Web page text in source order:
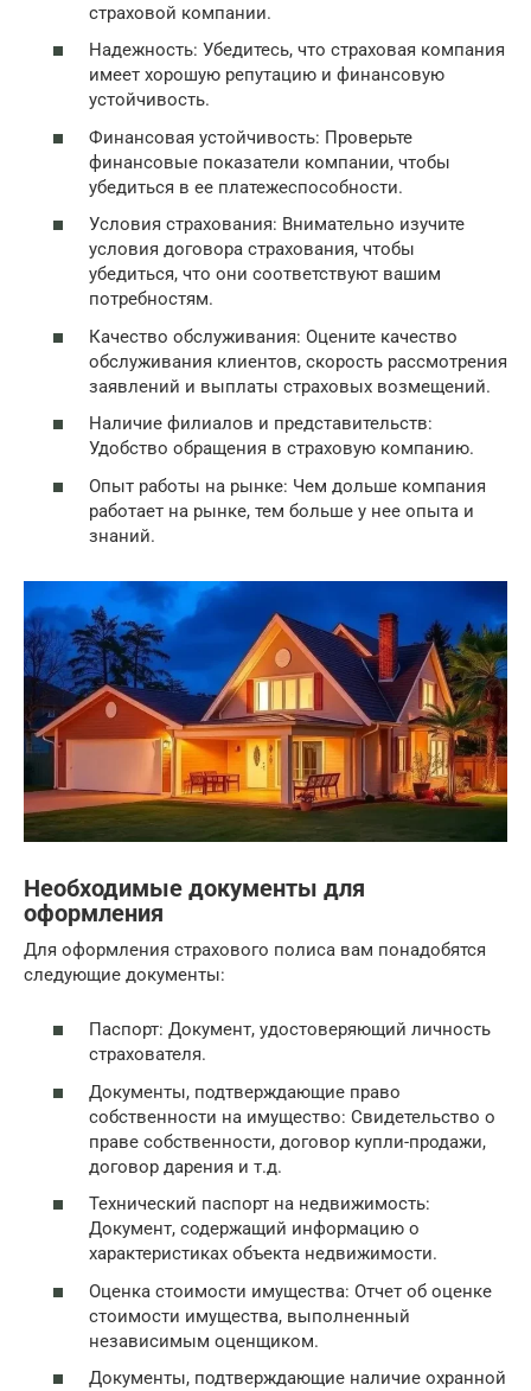
страховой компании.
Надежность: Убедитесь, что страховая компания
имеет хорошую репутацию и финансовую
устойчивость.
Финансовая устойчивость: Проверьте
финансовые показатели компании, чтобы
убедиться в ее платежеспособности.
Условия страхования: Внимательно изучите
условия договора страхования, чтобы
убедиться, что они соответствуют вашим
потребностям.
Качество обслуживания: Оцените качество
обслуживания клиентов, скорость рассмотрения
заявлений и выплаты страховых возмещений.
Наличие филиалов и представительств:
Удобство обращения в страховую компанию.
Опыт работы на рынке: Чем дольше компания
работает на рынке, тем больше у нее опыта и
знаний.
Необходимые документы для
оформления
Для оформления страхового полиса вам понадобятся
следующие документы:
Паспорт: Документ, удостоверяющий личность
страхователя.
Документы, подтверждающие право
собственности на имущество: Свидетельство о
праве собственности, договор купли-продажи,
договор дарения и т.д.
Технический паспорт на недвижимость:
Документ, содержащий информацию о
характеристиках объекта недвижимости.
Оценка стоимости имущества: Отчет об оценке
стоимости имущества, выполненный
независимым оценщиком.
Документы, подтверждающие наличие охранной